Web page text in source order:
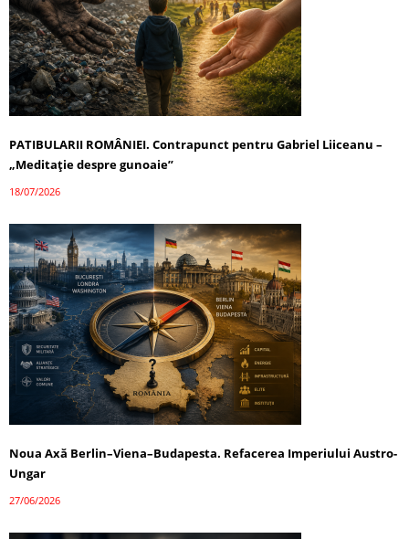
PATIBULARII ROMÂNIEI. Contrapunct pentru Gabriel Liiceanu –
„Meditație despre gunoaie”
18/07/2026
Noua Axă Berlin–Viena–Budapesta. Refacerea Imperiului Austro-
Ungar
27/06/2026